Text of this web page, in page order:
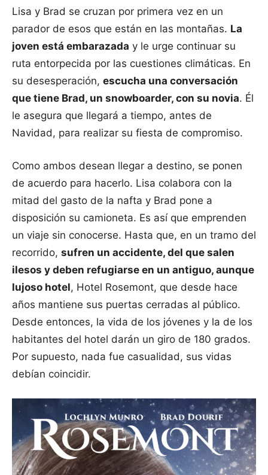
Lisa y Brad se cruzan por primera vez en un
parador de esos que están en las montañas. La
joven está embarazada y le urge continuar su
ruta entorpecida por las cuestiones climáticas. En
su desesperación, escucha una conversación
que tiene Brad, un snowboarder, con su novia. Él
le asegura que llegará a tiempo, antes de
Navidad, para realizar su fiesta de compromiso.
Como ambos desean llegar a destino, se ponen
de acuerdo para hacerlo. Lisa colabora con la
mitad del gasto de la nafta y Brad pone a
disposición su camioneta. Es así que emprenden
un viaje sin conocerse. Hasta que, en un tramo del
recorrido, sufren un accidente, del que salen
ilesos y deben refugiarse en un antiguo, aunque
lujoso hotel, Hotel Rosemont, que desde hace
años mantiene sus puertas cerradas al público.
Desde entonces, la vida de los jóvenes y la de los
habitantes del hotel darán un giro de 180 grados.
Por supuesto, nada fue casualidad, sus vidas
debían coincidir.